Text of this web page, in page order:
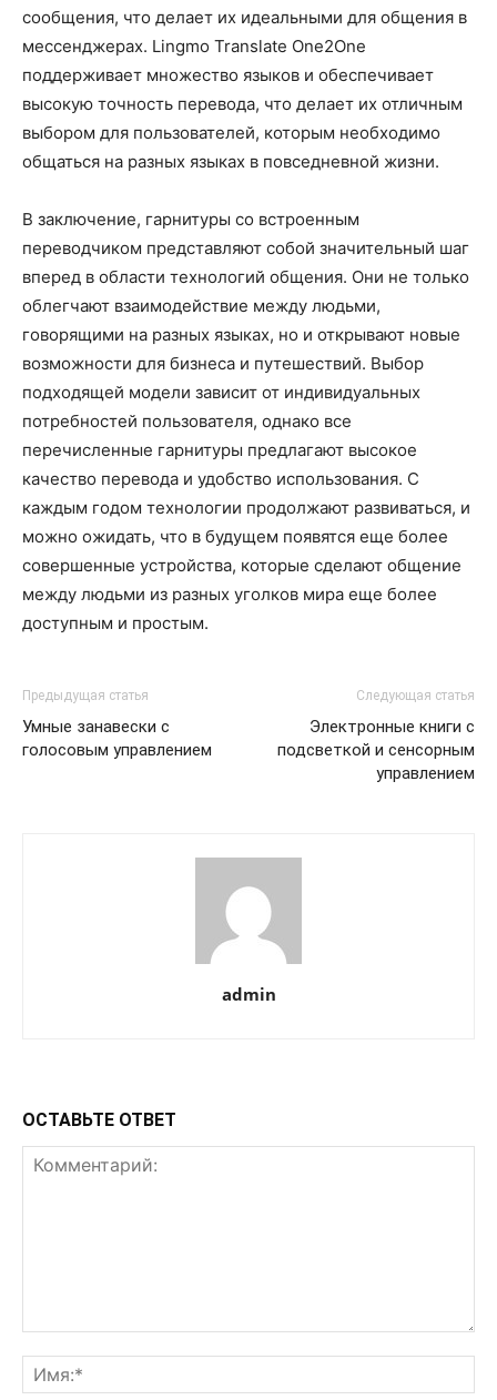
сообщения, что делает их идеальными для общения в
мессенджерах. Lingmo Translate One2One
поддерживает множество языков и обеспечивает
высокую точность перевода, что делает их отличным
выбором для пользователей, которым необходимо
общаться на разных языках в повседневной жизни.
В заключение, гарнитуры со встроенным
переводчиком представляют собой значительный шаг
вперед в области технологий общения. Они не только
облегчают взаимодействие между людьми,
говорящими на разных языках, но и открывают новые
возможности для бизнеса и путешествий. Выбор
подходящей модели зависит от индивидуальных
потребностей пользователя, однако все
перечисленные гарнитуры предлагают высокое
качество перевода и удобство использования. С
каждым годом технологии продолжают развиваться, и
можно ожидать, что в будущем появятся еще более
совершенные устройства, которые сделают общение
между людьми из разных уголков мира еще более
доступным и простым.
Предыдущая статья
Умные занавески с
голосовым управлением
Следующая статья
Электронные книги с
подсветкой и сенсорным
управлением
admin
ОСТАВЬТЕ ОТВЕТ